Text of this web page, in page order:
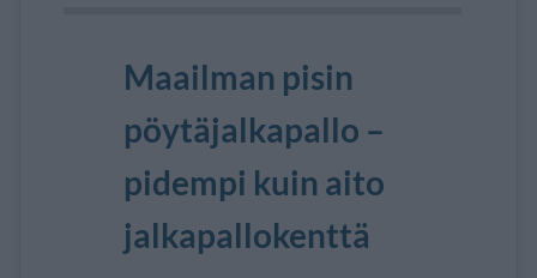
Maailman pisin
pöytäjalkapallo –
pidempi kuin aito
jalkapallokenttä